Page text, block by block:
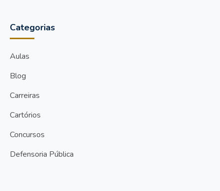
Categorias
Aulas
Blog
Carreiras
Cartórios
Concursos
Defensoria Pública